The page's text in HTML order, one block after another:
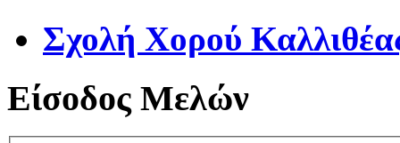
Σχολή Χορού
Είσοδος Μελών